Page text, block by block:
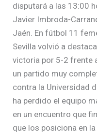
disputará a las 13:00
Javier Imbroda-
Jaén. En fútbol 11
Sevilla volvió a
victoria por 5-2 frente
un partido muy
contra la Universidad
ha perdido el equipo
en un encuentro que
que los posiciona en